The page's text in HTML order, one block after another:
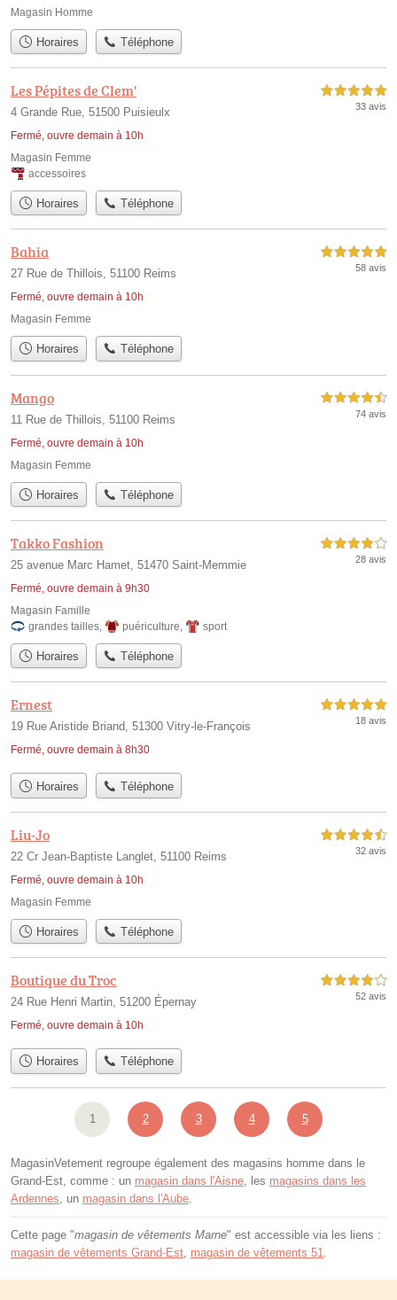
Magasin Homme
Horaires Téléphone
Les Pépites de Clem'
4 Grande Rue, 51500 Puisieulx
Fermé, ouvre demain à 10h
5,0 étoiles sur 5
33 avis
Magasin Femme
accessoires
Horaires Téléphone
Bahia
27 Rue de Thillois, 51100 Reims
Fermé, ouvre demain à 10h
5,0 étoiles sur 5
58 avis
Magasin Femme
Horaires Téléphone
Mango
11 Rue de Thillois, 51100 Reims
Fermé, ouvre demain à 10h
4,5 étoiles sur 5
74 avis
Magasin Femme
Horaires Téléphone
Takko Fashion
25 avenue Marc Hamet, 51470 Saint-Memmie
Fermé, ouvre demain à 9h30
4,0 étoiles sur 5
28 avis
Magasin Famille
grandes tailles, puériculture, sport
Horaires Téléphone
Ernest
19 Rue Aristide Briand, 51300 Vitry-le-François
Fermé, ouvre demain à 8h30
5,0 étoiles sur 5
18 avis
Horaires Téléphone
Liu-Jo
22 Cr Jean-Baptiste Langlet, 51100 Reims
Fermé, ouvre demain à 10h
4,5 étoiles sur 5
32 avis
Magasin Femme
Horaires Téléphone
Boutique du Troc
24 Rue Henri Martin, 51200 Épernay
Fermé, ouvre demain à 10h
4,0 étoiles sur 5
52 avis
Horaires Téléphone
1 2 3 4 5
MagasinVetement regroupe également des magasins homme dans le
Grand-Est, comme : un magasin dans l'Aisne , les magasins dans les
Ardennes , un magasin dans l'Aube
Cette page "magasin de vêtements Marne" est accessible via les liens :
magasin de vêtements Grand-Est magasin de vêtements 51